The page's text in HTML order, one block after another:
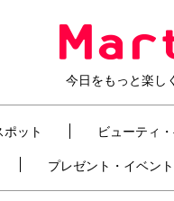
今日をもっと楽しく
ポット ビューティ
プレゼント・イベント